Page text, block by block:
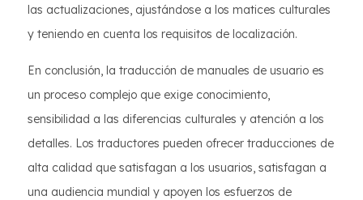
las actualizaciones, ajustándose a los matices culturales
y teniendo en cuenta los requisitos de localización.
En conclusión, la traducción de manuales de usuario es
un proceso complejo que exige conocimiento,
sensibilidad a las diferencias culturales y atención a los
detalles. Los traductores pueden ofrecer traducciones de
alta calidad que satisfagan a los usuarios, satisfagan a
una audiencia mundial y apoyen los esfuerzos de